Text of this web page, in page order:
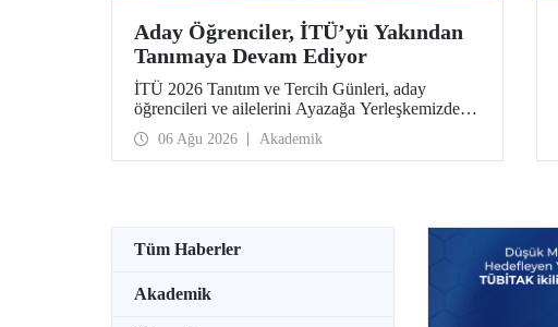
Aday Öğrenciler, İTÜ’yü Yakından
Tanımaya Devam Ediyor
İTÜ 2026 Tanıtım ve Tercih Günleri, aday
öğrencileri ve ailelerini Ayazağa Yerleşkemizde
ağırlamaya devam ediyor. Tanıtım ve Tercih
Günleri 7 Ağustos’ta tamamlanacak, ilgili fakülte
ve birimler adaylara bilgi vermeye devam edecek.
06 Ağu 2026 Akademik
Tüm Haberler
Akademik